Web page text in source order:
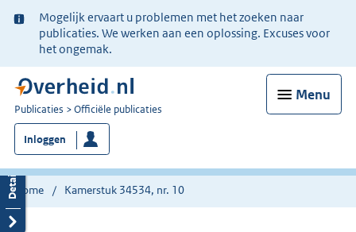
Ter
informatie:
Mogelijk ervaart u problemen met het zoeken naar
publicaties. We werken aan een oplossing. Excuses voor
het ongemak.
Menu
U
bent
nu
hier:
Publicaties Officiële publicaties
Inloggen
Home Kamerstuk 34534, nr. 10